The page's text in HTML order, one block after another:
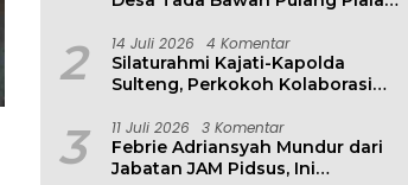
2 14 Juli 2026 4 Komentar
Silaturahmi Kajati-Kapolda
Sulteng, Perkokoh Kolaborasi
3 11 Juli 2026 3 Komentar
Febrie Adriansyah Mundur dari
Jabatan JAM Pidsus, Ini